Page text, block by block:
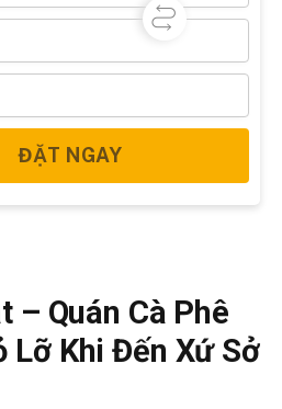
ĐẶT NGAY
– Quán Cà Phê
Lỡ Khi Đến Xứ Sở